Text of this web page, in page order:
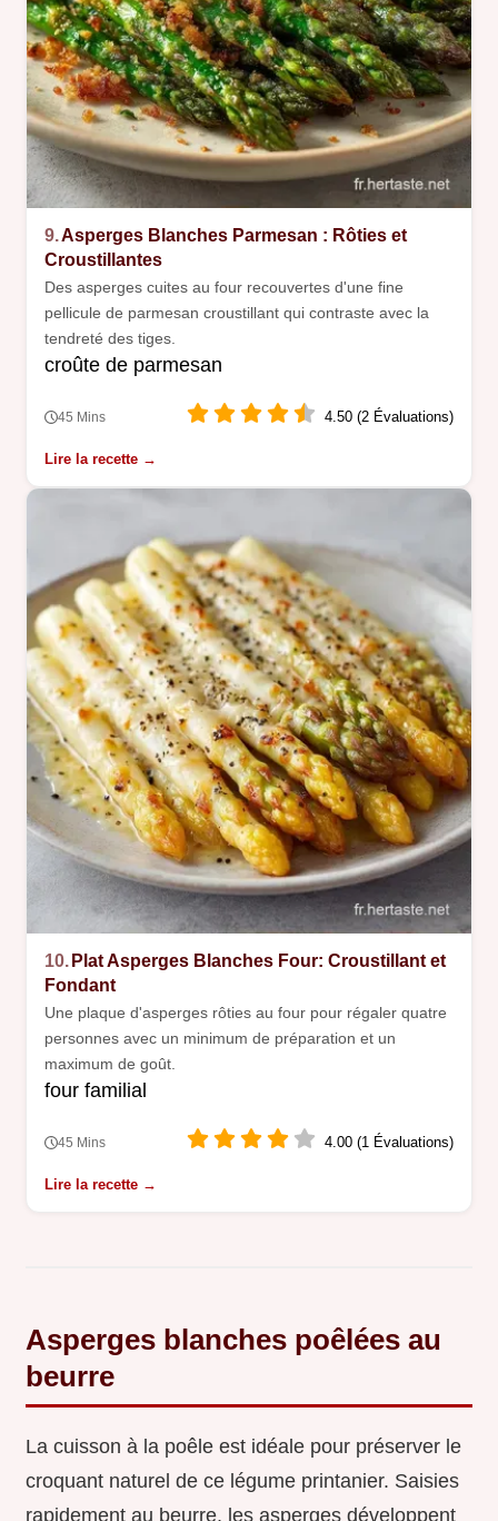
9.Asperges Blanches Parmesan : Rôties et
Croustillantes
Des asperges cuites au four recouvertes d'une fine
pellicule de parmesan croustillant qui contraste avec la
tendreté des tiges.
croûte de parmesan
45 Mins 4.50 (2 Évaluations)
Lire la recette →
10. Plat Asperges Blanches Four: Croustillant et
Fondant
Une plaque d'asperges rôties au four pour régaler quatre
personnes avec un minimum de préparation et un
maximum de goût.
four familial
45 Mins 4.00 (1 Évaluations)
Lire la recette →
Asperges blanches poêlées au
beurre
La cuisson à la poêle est idéale pour préserver le
croquant naturel de ce légume printanier. Saisies
rapidement au beurre, les asperges développent